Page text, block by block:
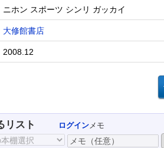
ニホン スポーツ シンリ ガッカイ
大修館書店
2008.12
リスト ログインメモ